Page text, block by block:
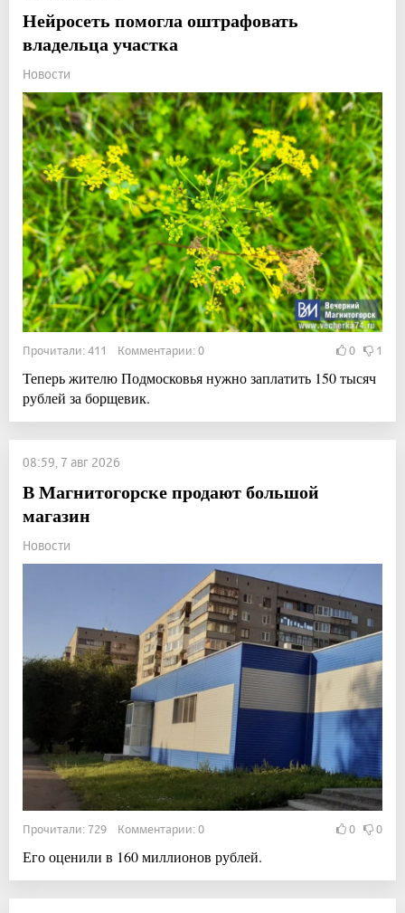
Нейросеть помогла оштрафовать
владельца участка
Новости
Прочитали: 411 Комментарии: 0 0 1
Теперь жителю Подмосковья нужно заплатить 150 тысяч
рублей за борщевик.
08:59, 7 авг 2026
В Магнитогорске продают большой
магазин
Новости
Прочитали: 729 Комментарии: 0 0 0
Его оценили в 160 миллионов рублей.